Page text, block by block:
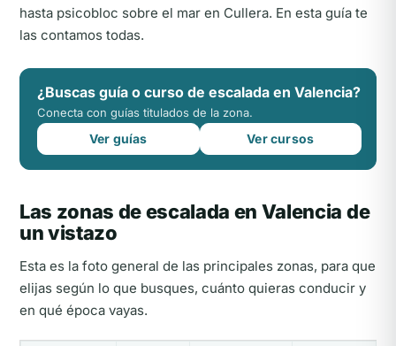
hasta psicobloc sobre el mar en Cullera. En esta guía te
las contamos todas.
¿Buscas guía o curso de escalada en Valencia?
Conecta con guías titulados de la zona.
Ver guías Ver cursos
Las zonas de escalada en Valencia de
un vistazo
Esta es la foto general de las principales zonas, para que
elijas según lo que busques, cuánto quieras conducir y
en qué época vayas.